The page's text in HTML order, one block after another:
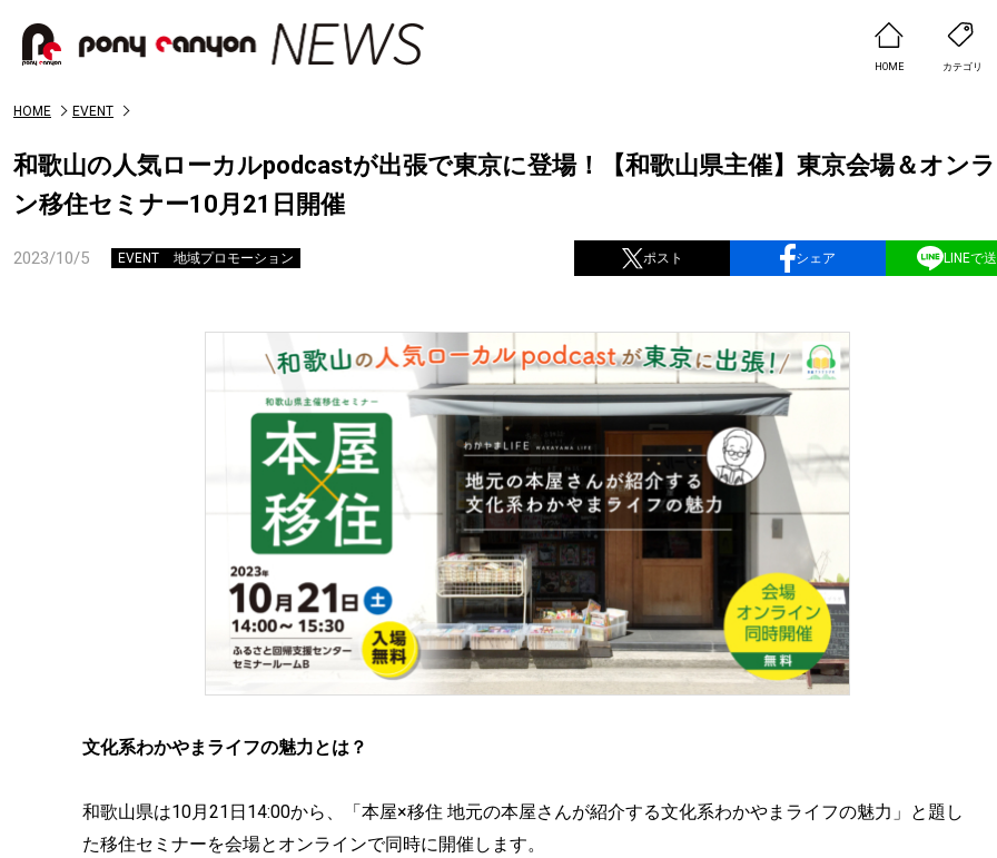
HOME カテゴリ
HOME EVENT
和歌山の人気ローカルpodcastが出張で東京に登場！【和歌山県主催】東京会場＆オン
ン移住セミナー10月21日開催
2023/10/5 EVENT 地域プロモーション ポスト シェア LINEで
文化系わかやまライフの魅力とは？
和歌山県は10月21日14:00から、「本屋×移住 地元の本屋さんが紹介する文化系わかやまライフの魅力」と題し
た移住セミナーを会場とオンラインで同時に開催します。